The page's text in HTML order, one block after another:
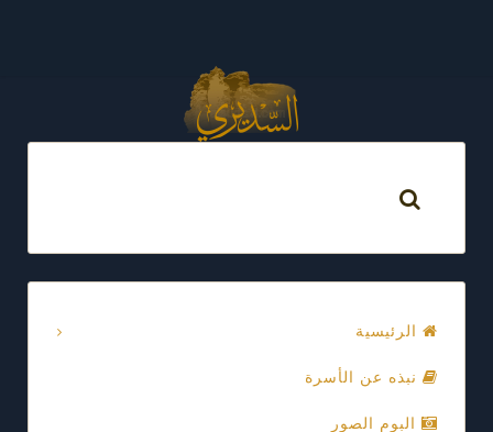
الرئيسية
نبذه عن الأسرة
البوم الصور